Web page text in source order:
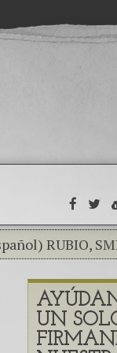
SMITH Y
Veliz &
(Español) Las
UN